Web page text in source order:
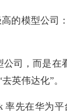
的模型公司
公司，而是
英伟达化”。
率先在华为